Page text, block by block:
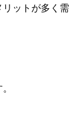
ットが多く需